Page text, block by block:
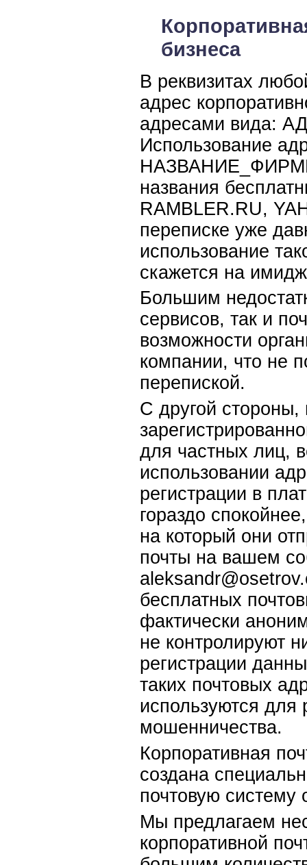
бизнеса
В реквизитах
адрес
адресами вида:
Использование
названия
RAMBLER.RU,
переписке уже
использование
скажется на
Большим
сервисов, так и
возможности
компании, что не
перепиской.
С другой
для частных лиц,
использовании
регистрации в
гораздо
на который они
почты на вашем
бесплатных
фактически
не контролируют
регистрации
таких почтовых
используются для
мошенничества.
Корпоративная
создана
почтовую систему
Мы предлагаем
корпоративной